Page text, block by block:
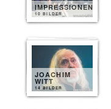
IMPRESSIONEN
10 BILDER
JOACHIM
WITT
14 BILDER